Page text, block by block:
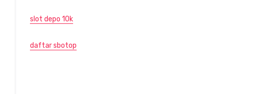
slot depo 10k
daftar sbotop